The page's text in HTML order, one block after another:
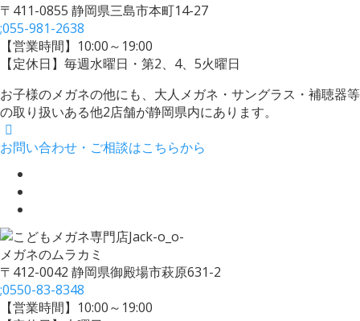
〒411-0855 静岡県三島市本町14-27
;055-981-2638
【営業時間】10:00～19:00
【定休日】毎週水曜日・第2、4、5火曜日
お子様のメガネの他にも、大人メガネ・サングラス・補聴器等
の取り扱いある他2店舗が静岡県内にあります。
お問い合わせ・ご相談はこちらから
メガネのムラカミ
〒412-0042 静岡県御殿場市萩原631-2
;0550-83-8348
【営業時間】10:00～19:00